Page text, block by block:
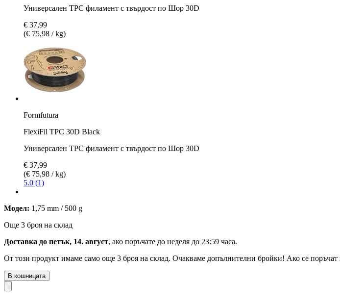
Универсален TPC филамент с твърдост по Шор 30D
€ 37,99
(€ 75,98 / kg)
Formfutura
FlexiFil TPC 30D Black
Универсален TPC филамент с твърдост по Шор 30D
€ 37,99
(€ 75,98 / kg)
5.0 (1)
Модел: 1,75 mm / 500 g
Още 3 броя на склад
Доставка до петък, 14. август, ако поръчате до неделя до 23:59 часа.
От този продукт имаме само още 3 броя на склад. Очакваме допълнителни бройки! Ако се поръчат
В кошницата